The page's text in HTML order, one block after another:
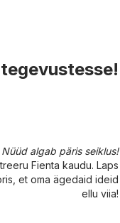
Nüüd algab päris seiklus!
Fienta kaudu. Laps
et oma ägedaid ideid
ellu viia!